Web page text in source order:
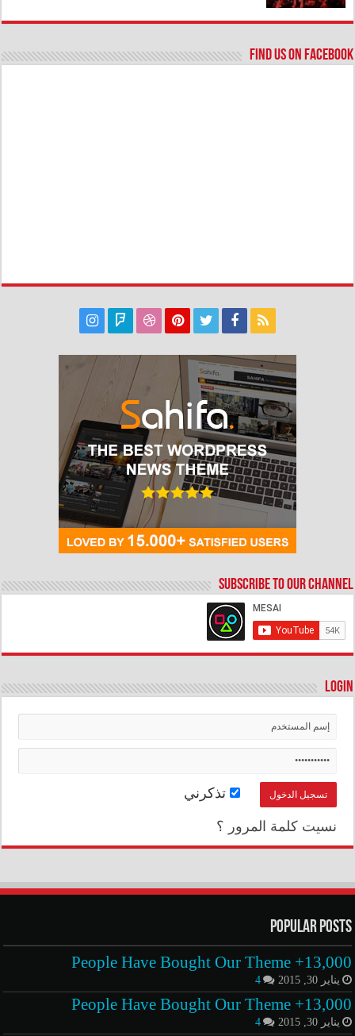
Find us on Facebook
Subscribe to our Channel
Login
تذكرني
نسيت كلمة المرور ؟
Popular Posts
13,000+ People Have Bought Our Theme
يناير 30, 2015 4
13,000+ People Have Bought Our Theme
يناير 30, 2015 4